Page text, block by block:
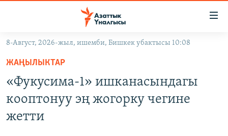
Навигацияга
өтүңүз
Издөөгө
салыңызКЫРГЫЗСТАН
ДҮЙНӨ
8-Август, 2026-жыл, ишемби, Бишкек убактысы 10:08
ЖАҢЫЛЫКТАР
«Фукусима-1» ишканасындагы
кооптонуу эң жогорку чегине
жетти